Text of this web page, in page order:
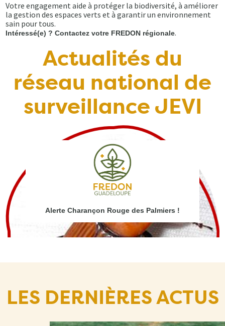
Votre engagement aide à protéger la biodiversité, à améliorer
la gestion des espaces verts et à garantir un environnement
sain pour tous.
Intéressé(e) ? Contactez votre FREDON régionale.
Actualités du
réseau national de
surveillance JEVI
Alerte Charançon Rouge des Palmiers !
LES DERNIÈRES ACTUS